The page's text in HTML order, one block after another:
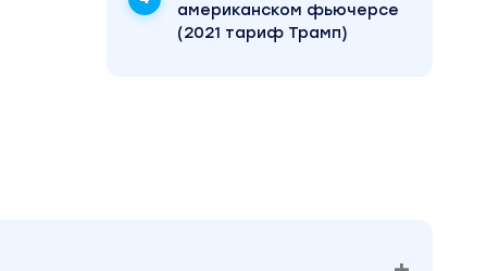
американском фьючерсе
(2021 тариф Трамп)